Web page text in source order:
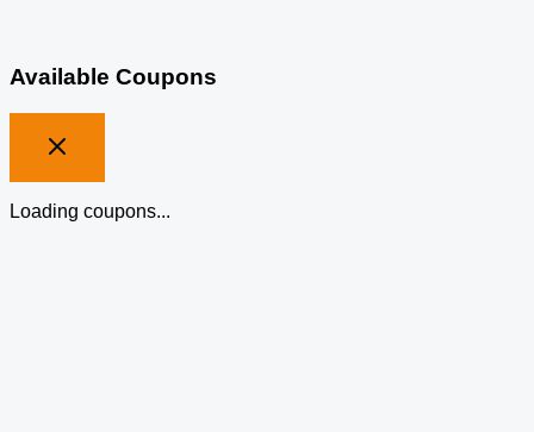
Available Coupons
Loading coupons...